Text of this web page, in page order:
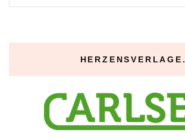
nach:
HERZENSVERLAGE.